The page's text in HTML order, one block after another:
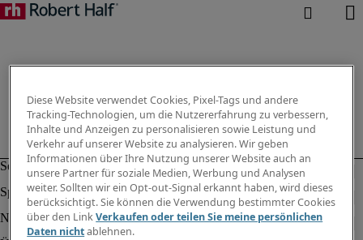
Diese Website verwendet Cookies, Pixel-Tags und andere
Tracking-Technologien, um die Nutzererfahrung zu verbessern,
Inhalte und Anzeigen zu personalisieren sowie Leistung und
Verkehr auf unserer Website zu analysieren. Wir geben
Informationen über Ihre Nutzung unserer Website auch an
unsere Partner für soziale Medien, Werbung und Analysen
weiter. Sollten wir ein Opt-out-Signal erkannt haben, wird dieses
berücksichtigt. Sie können die Verwendung bestimmter Cookies
über den LinkVerkaufen oder teilen Sie meine persönlichen
Daten nichtablehnen.